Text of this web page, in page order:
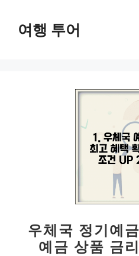
여행 투어
우체국 정기예
예금 상품 금